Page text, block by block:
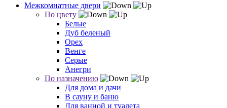
Межкомнатные двери
По цвету
Белые
Дуб беленый
Орех
Венге
Серые
Анегри
По назначению
Для дома и дачи
В сауну и баню
Для ванной и туалета